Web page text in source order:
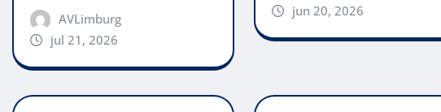
AVLimburg
jul 21, 2026
jun 20, 2026